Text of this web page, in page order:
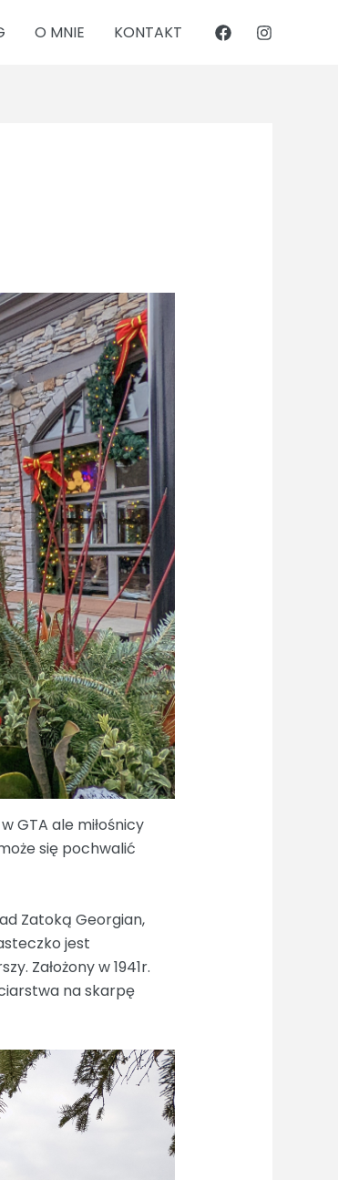
O MNIE KONTAKT
GTA ale miłośnicy
się pochwalić
Zatoką Georgian,
jest
Założony w 1941r.
na skarpę